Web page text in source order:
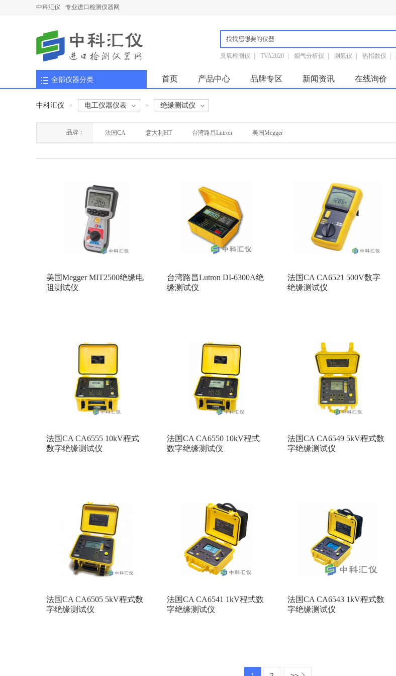
中科汇仪 专业进口检测仪器网
臭氧检测仪 TVA2020 烟气分析仪 测氡仪 热指数仪
首页 产品中心 品牌专区 新闻资讯 在线询价
全部仪器分类
中科汇仪 > 电工仪器仪表 > 绝缘测试仪
品牌： 法国CA 意大利HT 台湾路昌Lutron 美国Megger
美国Megger MIT2500绝缘电
阻测试仪
台湾路昌Lutron DI-6300A绝
缘测试仪
法国CA CA6521 500V数字
绝缘测试仪
法国CA CA6555 10kV程式
数字绝缘测试仪
法国CA CA6550 10kV程式
数字绝缘测试仪
法国CA CA6549 5kV程式数
字绝缘测试仪
法国CA CA6505 5kV程式数
字绝缘测试仪
法国CA CA6541 1kV程式数
字绝缘测试仪
法国CA CA6543 1kV程式数
字绝缘测试仪